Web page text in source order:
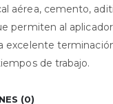
aérea, cemento,
permiten al
excelente
de trabajo.
(0)